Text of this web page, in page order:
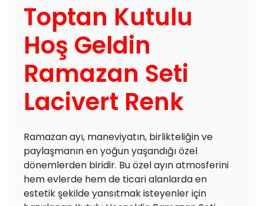
Toptan Kutulu
Hoş Geldin
Ramazan Seti
Lacivert Renk
Ramazan ayı, maneviyatın, birlikteliğin ve
paylaşmanın en yoğun yaşandığı özel
dönemlerden biridir. Bu özel ayın atmosferini
hem evlerde hem de ticari alanlarda en
estetik şekilde yansıtmak isteyenler için